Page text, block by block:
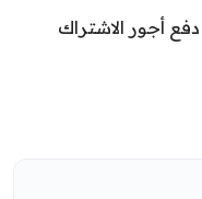
أجور الاشتراك